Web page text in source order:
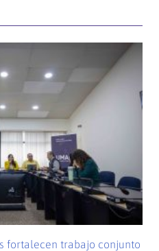
fortalecen trabajo conjunto